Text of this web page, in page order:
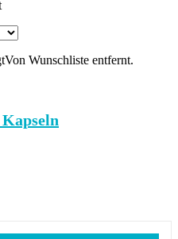
Von Wunschliste entfernt.